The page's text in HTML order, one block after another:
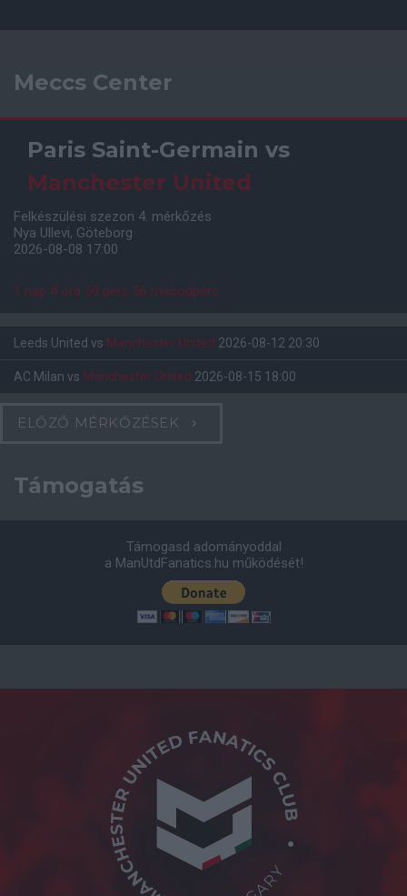
Meccs Center
Paris Saint-Germain vs
Manchester United
Felkészülési szezon 4. mérkőzés
Nya Ullevi, Göteborg
2026-08-08 17:00
1 nap 4 óra 59 perc 56 másodperc
Leeds United vs Manchester United 2026-08-12 20:30
AC Milan vs Manchester United 2026-08-15 18:00
ELŐZŐ MÉRKŐZÉSEK
Támogatás
Támogasd adományoddal
a ManUtdFanatics.hu működését!